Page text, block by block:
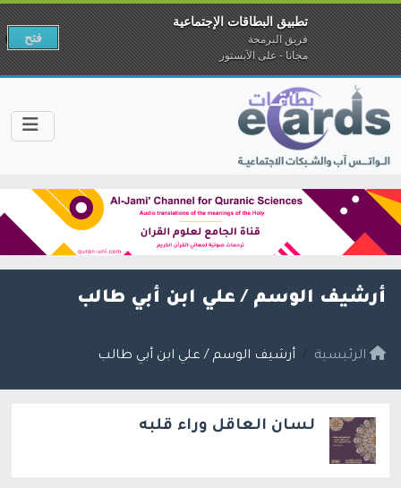
أرشيف الوسم / علي ابن أبي طالب
الرئيسية أرشيف الوسم / علي ابن أبي طالب
لسان العاقل وراء قلبه
تطبيق البطاقات الإجتماعية
فريق البرمجة
مجانا - على الآبستور
فتح